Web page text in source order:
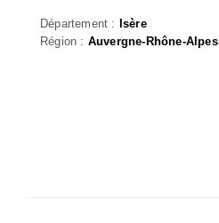
Département : Isère
Région : Auvergne-Rhône-Alpes